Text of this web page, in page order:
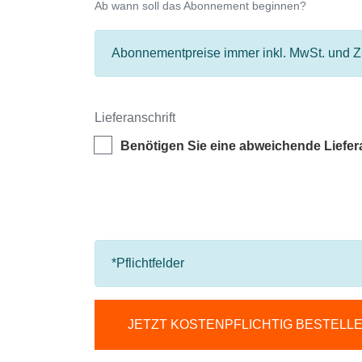
Ab wann soll das Abonnement beginnen?
Abonnementpreise immer inkl. MwSt. und
Lieferanschrift
Benötigen Sie eine abweichende
*Pflichtfelder
JETZT KOSTENPFLICHTIG